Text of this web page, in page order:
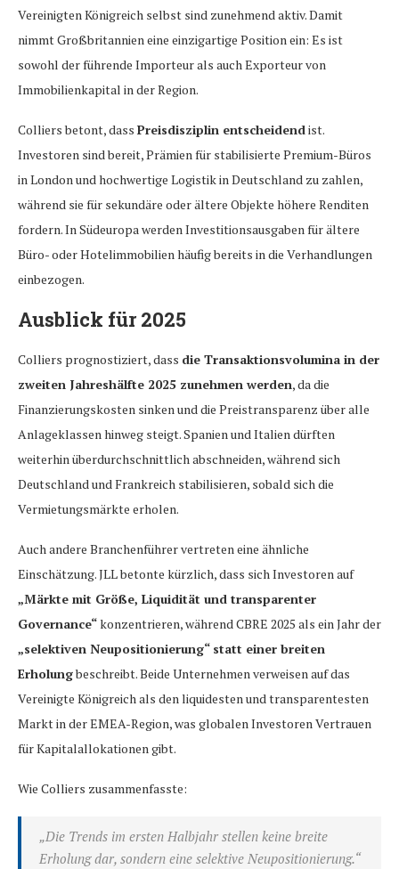
Vereinigten Königreich selbst sind zunehmend aktiv. Damit
nimmt Großbritannien eine einzigartige Position ein: Es ist
sowohl der führende Importeur als auch Exporteur von
Immobilienkapital in der Region.
Colliers betont, dass Preisdisziplin entscheidendist.
Investoren sind bereit, Prämien für stabilisierte Premium-Büros
in London und hochwertige Logistik in Deutschland zu zahlen,
während sie für sekundäre oder ältere Objekte höhere Renditen
fordern. In Südeuropa werden Investitionsausgaben für ältere
Büro- oder Hotelimmobilien häufig bereits in die Verhandlungen
einbezogen.
Ausblick für 2025
Colliers prognostiziert, dass die Transaktionsvolumina in der
zweiten Jahreshälfte 2025 zunehmen werden, da die
Finanzierungskosten sinken und die Preistransparenz über alle
Anlageklassen hinweg steigt. Spanien und Italien dürften
weiterhin überdurchschnittlich abschneiden, während sich
Deutschland und Frankreich stabilisieren, sobald sich die
Vermietungsmärkte erholen.
Auch andere Branchenführer vertreten eine ähnliche
Einschätzung. JLL betonte kürzlich, dass sich Investoren auf
„Märkte mit Größe, Liquidität und transparenter
Governance“konzentrieren, während CBRE 2025 als ein Jahr der
„selektiven Neupositionierung“ statt einer breiten
Erholungbeschreibt. Beide Unternehmen verweisen auf das
Vereinigte Königreich als den liquidesten und transparentesten
Markt in der EMEA-Region, was globalen Investoren Vertrauen
für Kapitalallokationen gibt.
Wie Colliers zusammenfasste:
„Die Trends im ersten Halbjahr stellen keine breite
Erholung dar, sondern eine selektive Neupositionierung.“